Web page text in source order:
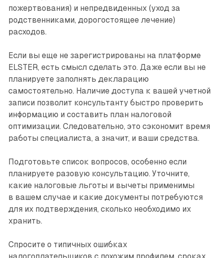
пожертвования) и непредвиденных (уход за
родственниками, дорогостоя­щее лечение)
расходов.
Если вы еще не зарегистрированы на платформе
ELSTER, есть смысл сделать это. Даже если вы не
планируете заполнять декларацию
самостоятельно. Наличие доступа к вашей учетной
записи позволит консультанту быстро проверить
информацию и составить план налоговой
оптимизации. Следовательно, это сэкономит время
работы специалиста, а значит, и ваши средства.
Подготовьте список вопросов, особенно если
планируете разовую консультацию. Уточните,
какие налоговые льготы и вычеты применимы
в вашем случае и какие документы потребуются
для их подтверждения, сколько необходимо их
хранить.
Спросите о типичных ошибках
налогоплательщиков с похожим профилем, сроках